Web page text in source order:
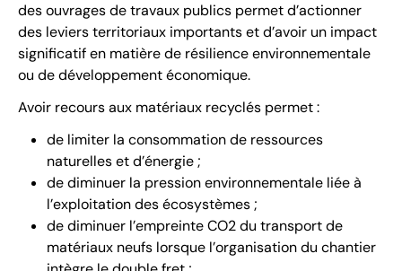
des ouvrages de travaux publics permet d’actionner
des leviers territoriaux importants et d’avoir un impact
significatif en matière de résilience environnementale
ou de développement économique.
Avoir recours aux matériaux recyclés permet :
de limiter la consommation de ressources
naturelles et d’énergie ;
de diminuer la pression environnementale liée à
l’exploitation des écosystèmes ;
de diminuer l’empreinte CO2 du transport de
matériaux neufs lorsque l’organisation du chantier